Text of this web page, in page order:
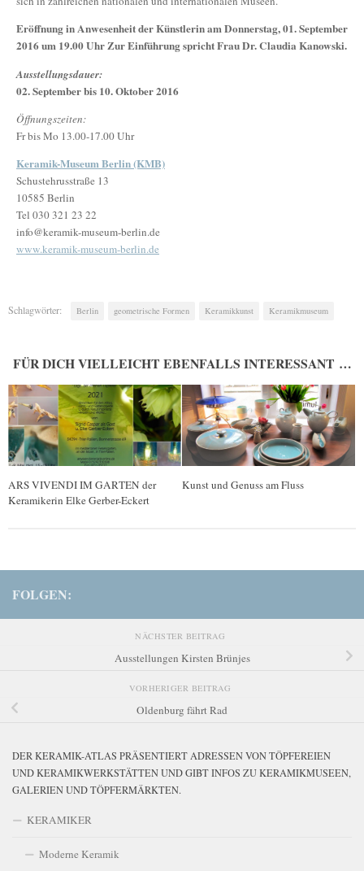
Eröffnung in Anwesenheit der Künstlerin am Donnerstag, 01. September
2016 um 19.00 Uhr Zur Einführung spricht Frau Dr. Claudia Kanowski.
Ausstellungsdauer:
02. September bis 10. Oktober 2016
Öffnungszeiten:
Fr bis Mo 13.00-17.00 Uhr
Keramik-Museum Berlin (KMB)
Schustehrusstraße 13
10585 Berlin
Tel 030 321 23 22
info@keramik-museum-berlin.de
www.keramik-museum-berlin.de
Schlagwörter: Berlin geometrische Formen Keramikkunst Keramikmuseum
FÜR DICH VIELLEICHT EBENFALLS INTERESSANT …
ARS VIVENDI IM GARTEN der
Keramikerin Elke Gerber-Eckert
Kunst und Genuss am Fluss
FOLGEN:
NÄCHSTER BEITRAG
Ausstellungen Kirsten Brünjes
VORHERIGER BEITRAG
Oldenburg fährt Rad
DER KERAMIK-ATLAS PRÄSENTIERT ADRESSEN VON TÖPFEREIEN
UND KERAMIKWERKSTÄTTEN UND GIBT INFOS ZU KERAMIKMUSEEN,
GALERIEN UND TÖPFERMÄRKTEN.
KERAMIKER
Moderne Keramik